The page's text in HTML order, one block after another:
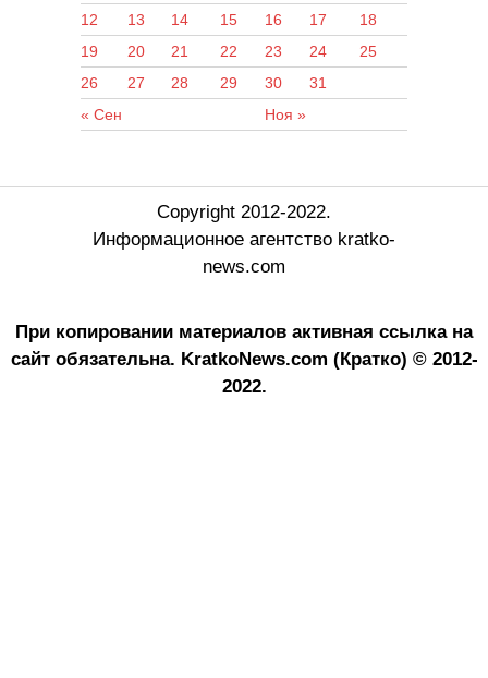
« Сен Ноя »
12
13 14 15 16 17
18
19
20 21 22 23 24
25
26
27 28 29 30 31
Copyright 2012-2022.
Информационное агентство kratko-
news.com
При копировании материалов активная ссылка на
сайт обязательна. KratkoNews.com (Кратко) © 2012-
2022.